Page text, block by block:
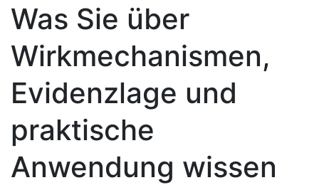
Was Sie über
Wirkmechanismen,
Evidenzlage und
praktische
Anwendung wissen